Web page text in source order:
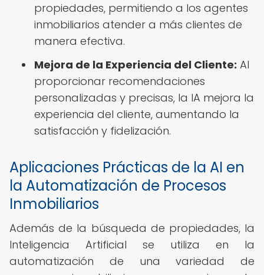
propiedades, permitiendo a los agentes
inmobiliarios atender a más clientes de
manera efectiva.
Mejora de la Experiencia del Cliente: Al
proporcionar recomendaciones
personalizadas y precisas, la IA mejora la
experiencia del cliente, aumentando la
satisfacción y fidelización.
Aplicaciones Prácticas de la AI en
la Automatización de Procesos
Inmobiliarios
Además de la búsqueda de propiedades, la
Inteligencia Artificial se utiliza en la
automatización de una variedad de